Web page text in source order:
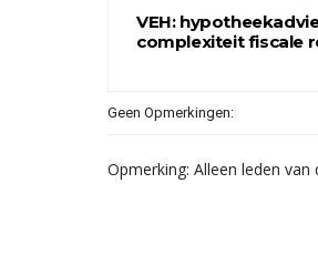
VEH:
complexiteit fiscale
Geen Opmerkingen:
Opmerking: Alleen leden